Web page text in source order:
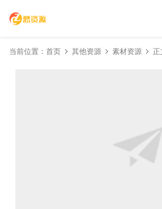
当前位置： 首页 其他资源 素材资源 正